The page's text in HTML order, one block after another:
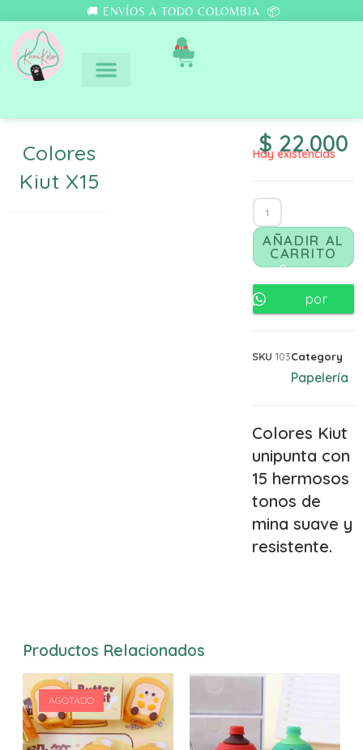
🚚 ENVÍOS A TODO COLOMBIA 📦
0
Colores
Kiut X15
$ 22.000
Hay existencias
AÑADIR AL
CARRITO
Comunicate
por
SKU 103Category
Papelería
Colores Kiut
unipunta con
15 hermosos
tonos de
mina suave y
resistente.
Productos Relacionados
AGOTADO